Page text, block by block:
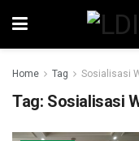
Home Tag Sosialisasi
Tag: Sosialisasi